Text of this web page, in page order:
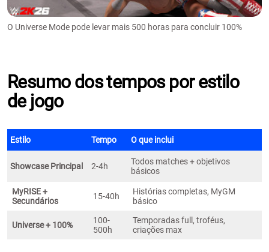
O Universe Mode pode levar mais 500 horas para concluir 100%
Resumo dos tempos por estilo
de jogo
Estilo Tempo O que inclui
Showcase Principal 2-4h
Todos matches + objetivos
básicos
MyRISE +
Secundários
15-40h
Histórias completas, MyGM
básico ​
Universe + 100%
100-
500h
Temporadas full, troféus,
criações max